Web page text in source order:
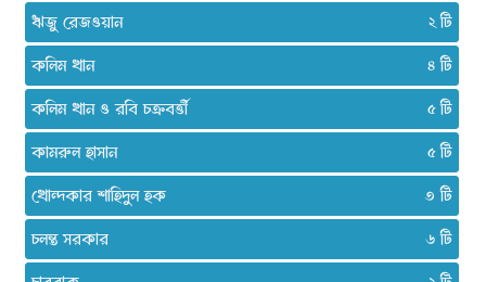
ঋজু রেজওয়ান
২
কলিম খান
৪
কলিম খান ও রবি চক্রবর্ত্তী
৫
কামরুল হাসান
৫
খোন্দকার শাহিদুল হক
৩
চলন্ত সরকার
৬